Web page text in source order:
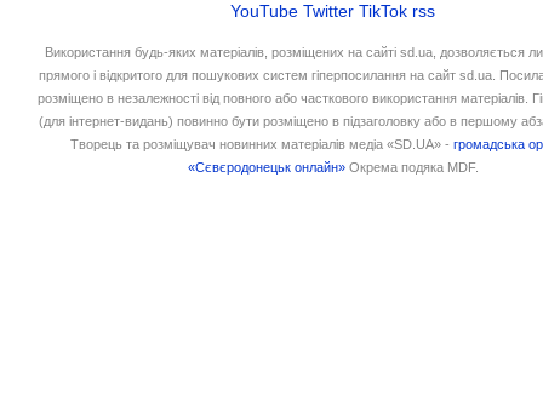
YouTube Twitter TikTok rss
Використання будь-яких матеріалів, розміщених на сайті sd.ua, дозволяється
прямого і відкритого для пошукових систем гіперпосилання на сайт sd.ua.
розміщено в незалежності від повного або часткового використання матеріалів.
(для інтернет-видань) повинно бути розміщено в підзаголовку або в першому
Творець та розміщувач новинних матеріалів медіа «SD.UA» -громадська
«Сєвєродонецьк онлайн» Окрема подяка MDF.